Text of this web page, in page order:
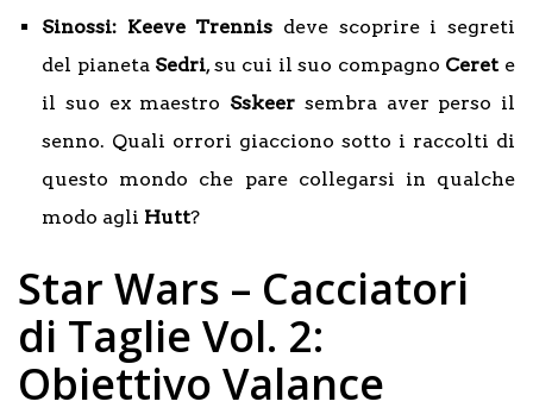
Sinossi: Keeve Trennis deve scoprire i segreti
del pianeta Sedri, su cui il suo compagno Ceret e
il suo ex maestro Sskeer sembra aver perso il
senno. Quali orrori giacciono sotto i raccolti di
questo mondo che pare collegarsi in qualche
modo agli Hutt?
Star Wars – Cacciatori
di Taglie Vol. 2:
Obiettivo Valance